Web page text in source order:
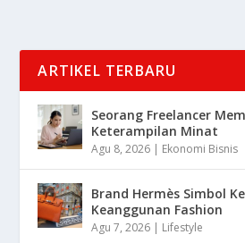
ARTIKEL TERBARU
Seorang Freelancer
Keterampilan Minat
Agu 8, 2026 | Ekonomi Bisnis
Brand Hermès Simbol
Keanggunan Fashion
Agu 7, 2026 | Lifestyle